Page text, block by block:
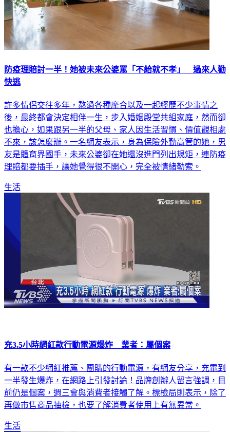
防疫理賠討一半！她被未來公婆罵「不給就不孝」 過來人勸
快逃
許多情侶交往多年，熬過各種摩合以及一起經歷不少事情之
後，最終都會決定相伴一生，步入婚姻殿堂共組家庭，然而卻
也擔心，如果跟另一半的父母、家人因生活習慣、價值觀相處
不來，該怎麼辦。一名網友表示，身為保險外勤高管的她，男
友是體育界國手，未來公婆卻在她還沒進門列出規矩，連防疫
理賠都要插手，讓她覺得很不開心，完全被情緒勒索。
生活
充3.5小時網紅款行動電源爆炸 業者：屬個案
有一款不少網紅推薦、團購的行動電源，有網友分享，充電到
一半發生爆炸，在網路上引發討論！品牌創辦人留言強調，目
前仍是個案，週三會與消費者接觸了解。標檢局則表示，除了
再做市售商品抽檢，也要了解消費者使用上有無異常。
生活